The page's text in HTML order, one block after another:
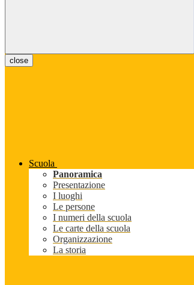
close
Scuola
Panoramica
Presentazione
I luoghi
Le persone
I numeri della scuola
Le carte della scuola
Organizzazione
La storia